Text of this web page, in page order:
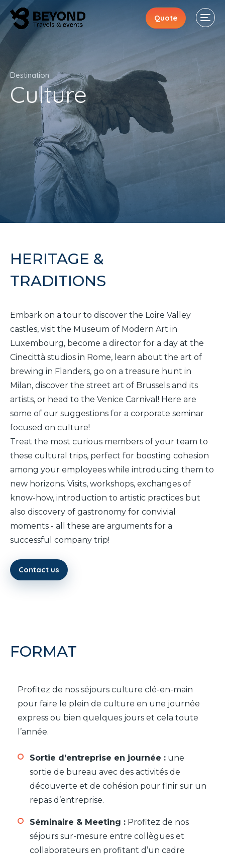
Quote
Stays
Events
Activities
About
Contacts
Destination
Culture
HERITAGE &
TRADITIONS
Embark on a tour to discover the Loire Valley
castles, visit the Museum of Modern Art in
Luxembourg, become a director for a day at the
Cinecittà studios in Rome, learn about the art of
brewing in Flanders, go on a treasure hunt in
Milan, discover the street art of Brussels and its
artists, or head to the Venice Carnival! Here are
some of our suggestions for a corporate seminar
focused on culture!
Treat the most curious members of your team to
these cultural trips, perfect for boosting cohesion
among your employees while introducing them to
new horizons. Visits, workshops, exchanges of
know-how, introduction to artistic practices but
also discovery of gastronomy for convivial
moments - all these are arguments for a
successful company trip!
Contact us
FORMAT
Profitez de nos séjours culture clé-en-main
pour faire le plein de culture en une journée
express ou bien quelques jours et cela toute
l’année.
Sortie d’entreprise en journée : une
sortie de bureau avec des activités de
découverte et de cohésion pour finir sur un
repas d’entreprise.
Séminaire & Meeting : Profitez de nos
séjours sur-mesure entre collègues et
collaborateurs en profitant d’un cadre